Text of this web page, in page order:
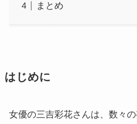
まとめ
はじめに
女優の三吉彩花さんは、数々